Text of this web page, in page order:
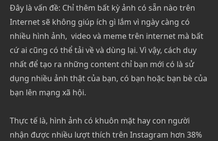
Đây là vấn đề: Chỉ thêm bất kỳ ảnh có sẵn nào trên
Internet sẽ không giúp ích gì lắm vì ngày càng có
nhiều hình ảnh, video và meme trên internet mà bất
cứ ai cũng có thể tải về và dùng lại. Vì vậy, cách duy
nhất để tạo ra những content chỉ bạn mới có là sử
dụng nhiều ảnh thật của bạn, có bạn hoặc bạn bè của
bạn lên mạng xã hội.
Thực tế là, hình ảnh có khuôn mặt hay con người
nhận được nhiều lượt thích trên Instagram hơn 38%